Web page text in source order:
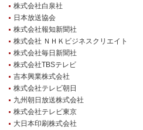
株式会社白泉社
日本放送協会
株式会社報知新聞社
株式会社 ＮＨＫビジネスクリエイト
株式会社毎日新聞社
株式会社TBSテレビ
吉本興業株式会社
株式会社テレビ朝日
九州朝日放送株式会社
株式会社テレビ東京
大日本印刷株式会社